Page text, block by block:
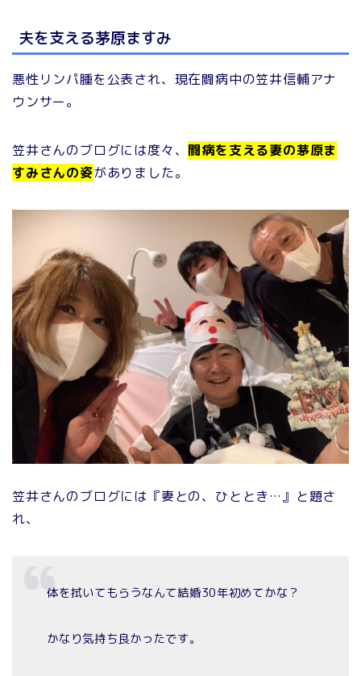
夫を支える茅原ますみ
悪性リンパ腫を公表され、現在闘病中の笠井信輔アナ
ウンサー。
笠井さんのブログには度々、 闘病を支える妻の茅原ま
すみさんの姿がありました。
笠井さんのブログには『妻との、ひととき…』と題さ
れ、
体を拭いてもらうなんて結婚30年初めてかな？
かなり気持ち良かったです。